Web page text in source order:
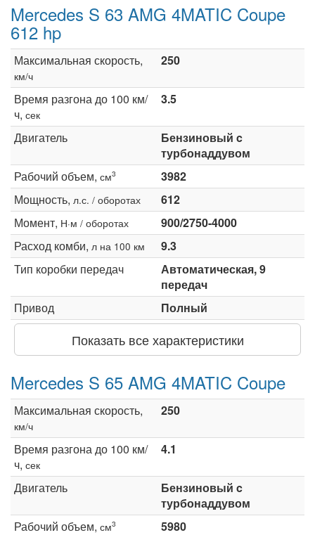
Mercedes S 63 AMG 4MATIC Coupe
612 hp
Максимальная скорость,
км/ч
250
Время разгона до 100 км/
ч, сек
3.5
Двигатель
Бензиновый c
турбонаддувом
Рабочий объем, см3
3982
Мощность, л.с. / оборотах
612
Момент, Н·м / оборотах
900/2750-4000
Расход комби, л на 100 км
9.3
Тип коробки передач
Автоматическая, 9
передач
Привод
Полный
Показать все характеристики
Mercedes S 65 AMG 4MATIC Coupe
Максимальная скорость,
км/ч
250
Время разгона до 100 км/
ч, сек
4.1
Двигатель
Бензиновый c
турбонаддувом
Рабочий объем, см3
5980